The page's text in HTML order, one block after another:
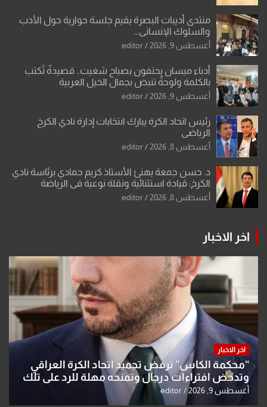
منتدى أديبات البصرة يقيم جلسة حوارية حول الأدب
والسلوك الإنساني…
أغسطس 9, 2026 editor
أدباء ميسان يحتفون بصباح شغيت.. قصيدةٌ تُكتب
بالكلمة ولوحةٌ تنبض بجمال الخيل العربية
أغسطس 9, 2026 editor
رئيس اتحاد الكرة يبارك انتخابات إدارة نادي الكرخ
الرياضي
أغسطس 8, 2026 editor
د. حسن جمعة يهنئ الأستاذ كريم حمادي برئاسة نادي
الكرخ: قيادة استثنائية ونقلة نوعية في الرياضة
العراقية
أغسطس 8, 2026 editor
اخر الاخبار
اخر الاخبار
“محكمة الكاس” ترفض تجميد اتحاد الكرة العراقي
وتدحض افتراءات درجال وتمنحه مهلة للرد على تلك
الشكوى
أغسطس 9, 2026 editor